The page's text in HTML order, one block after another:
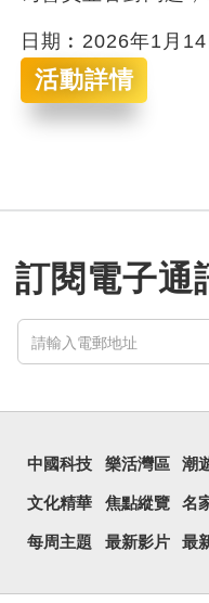
日期︰2026年1月
活動詳情
訂閱電子通
中國科技 樂活灣區 潮
文化精華 焦點縱覽 名
每周主題 最新影片 最